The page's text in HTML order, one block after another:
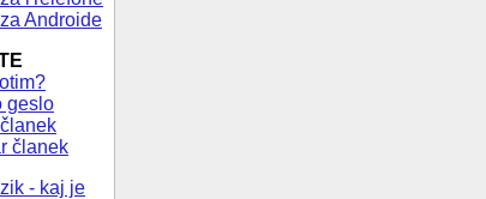
Androide
geslo
članek
- kaj je